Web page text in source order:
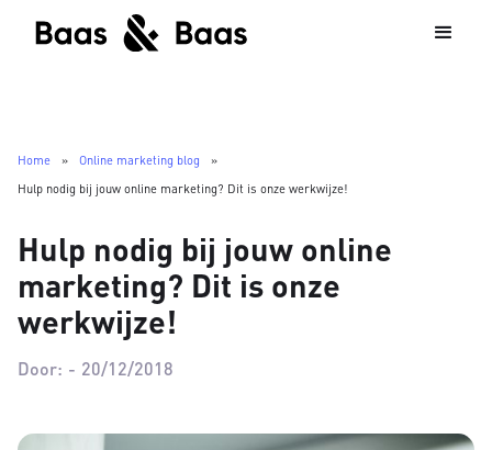
Home » Online marketing blog
»
Hulp nodig bij jouw online marketing? Dit is onze werkwijze!
Hulp nodig bij jouw online
marketing? Dit is onze
werkwijze!
Door: - 20/12/2018